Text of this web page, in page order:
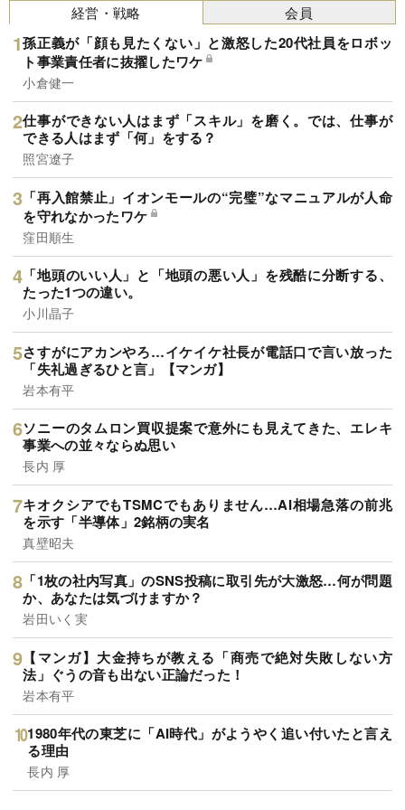
経営・戦略
孫正義が「顔も見たくない」と激怒した20代社員をロボッ
ト事業責任者に抜擢したワケ
小倉健一
仕事ができない人はまず「スキル」を磨く。では、仕事が
できる人はまず「何」をする？
照宮遼子
「再入館禁止」イオンモールの“完璧”なマニュアルが人命
を守れなかったワケ
窪田順生
「地頭のいい人」と「地頭の悪い人」を残酷に分断する、
たった1つの違い。
小川晶子
さすがにアカンやろ…イケイケ社長が電話口で言い放った
「失礼過ぎるひと言」【マンガ】
岩本有平
ソニーのタムロン買収提案で意外にも見えてきた、エレキ
事業への並々ならぬ思い
長内 厚
キオクシアでもTSMCでもありません…AI相場急落の前兆
を示す「半導体」2銘柄の実名
真壁昭夫
「1枚の社内写真」のSNS投稿に取引先が大激怒…何が問題
か、あなたは気づけますか？
岩田いく実
【マンガ】大金持ちが教える「商売で絶対失敗しない方
法」ぐうの音も出ない正論だった！
岩本有平
1980年代の東芝に「AI時代」がようやく追い付いたと言え
る理由
長内 厚
会員